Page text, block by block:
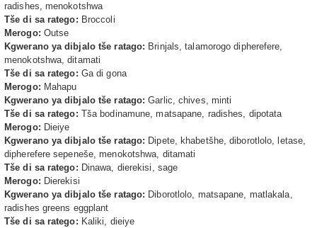
radishes, menokotshwa
Tše di sa ratego: Broccoli
Merogo: Outse
Kgwerano ya dibjalo tše ratago: Brinjals, talamorogo dipherefere,
menokotshwa, ditamati
Tše di sa ratego: Ga di gona
Merogo: Mahapu
Kgwerano ya dibjalo tše ratago: Garlic, chives, minti
Tše di sa ratego: Tša bodinamune, matsapane, radishes, dipotata
Merogo: Dieiye
Kgwerano ya dibjalo tše ratago: Dipete, khabetšhe, diborotlolo, letase,
dipherefere sepeneše, menokotshwa, ditamati
Tše di sa ratego: Dinawa, dierekisi, sage
Merogo: Dierekisi
Kgwerano ya dibjalo tše ratago: Diborotlolo, matsapane, matlakala,
radishes greens eggplant
Tše di sa ratego: Kaliki, dieiye